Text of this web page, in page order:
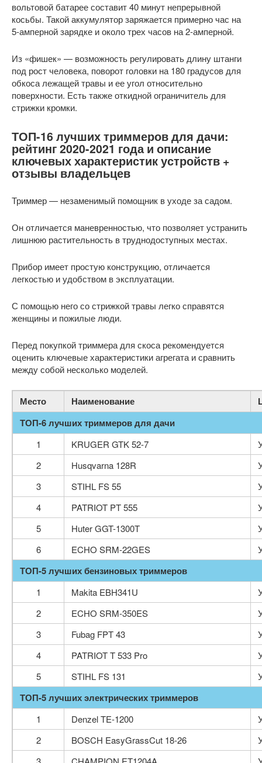
вольтовой батарее составит 40 минут непрерывной
косьбы. Такой аккумулятор заряжается примерно час на
5-амперной зарядке и около трех часов на 2-амперной.
Из «фишек» — возможность регулировать длину штанги
под рост человека, поворот головки на 180 градусов для
обкоса лежащей травы и ее угол относительно
поверхности. Есть также откидной ограничитель для
стрижки кромки.
ТОП-16 лучших триммеров для дачи:
рейтинг 2020-2021 года и описание
ключевых характеристик устройств +
отзывы владельцев
Триммер — незаменимый помощник в уходе за садом.
Он отличается маневренностью, что позволяет устранить
лишнюю растительность в труднодоступных местах.
Прибор имеет простую конструкцию, отличается
легкостью и удобством в эксплуатации.
С помощью него со стрижкой травы легко справятся
женщины и пожилые люди.
Перед покупкой триммера для скоса рекомендуется
оценить ключевые характеристики агрегата и сравнить
между собой несколько моделей.
Место Наименование
ТОП-6 лучших триммеров для дачи
1 KRUGER GTK 52-7
2
Husqvarna 128R
3
STIHL FS 55
4
PATRIOT PT 555
5
Huter GGT-1300T
6
ECHO SRM-22GES
ТОП-5 лучших бензиновых триммеров
1 Makita EBH341U
2
ECHO SRM-350ES
3
Fubag FPT 43
4
PATRIOT T 533 Pro
5
STIHL FS 131
ТОП-5 лучших электрических триммеров
1 Denzel TE-1200
2
BOSCH EasyGrassCut 18-26